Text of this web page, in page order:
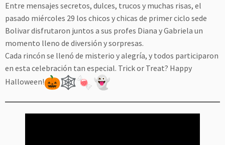
Entre mensajes secretos, dulces, trucos y muchas risas, el
pasado miércoles 29 los chicos y chicas de primer ciclo sede
Bolivar disfrutaron juntos a sus profes Diana y Gabriela un
momento lleno de diversión y sorpresas.
Cada rincón se llenó de misterio y alegría, y todos participaron
en esta celebración tan especial. Trick or Treat? Happy
Halloween!